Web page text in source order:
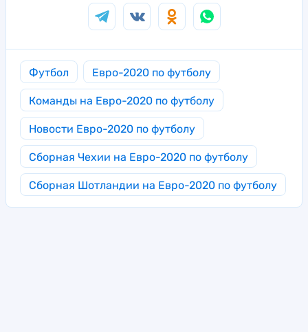
Футбол Евро-2020 по футболу
Команды на Евро-2020 по футболу
Новости Евро-2020 по футболу
Сборная Чехии на Евро-2020 по футболу
Сборная Шотландии на Евро-2020 по футболу